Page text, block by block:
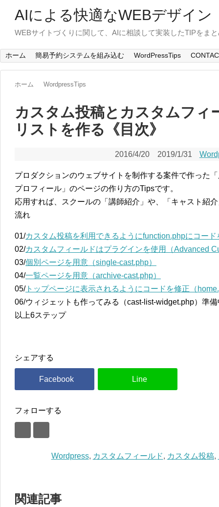
AIによる快適なWEBデザイン
WEBサイトづくりに関して、AIに相談して実装したTIPをま
ホーム 簡易予約システムを組み込む WordPressTips
ホーム WordpressTips
カスタム投稿とカスタムフィ
リストを作る《目次》
2016/4/20 2019/1/31
プロダクションのウェブサイトを制作する案件で作った
プロフィール」のページの作り方のTipsです。
応用すれば、スクールの「講師紹介」や、「キャスト紹
流れ
01/カスタム投稿を利用できるようにfunction.phpにコード
02/カスタムフィールドはプラグインを使用（Advanced
03/個別ページを用意（single-cast.php）
04/一覧ページを用意（archive-cast.php）
05/トップページに表示されるようにコードを修正（
06/ウィジェットも作ってみる（cast-list-widget.php）準備
以上6ステップ
シェアする
フォローする
Wordpress, カスタムフィールド, カスタム投稿,
関連記事